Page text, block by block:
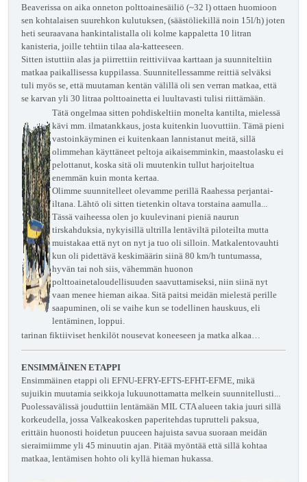
Beaverissa on aika onneton polttoainesäiliö (~32 l) ottaen huomioon
sen kohtalaisen suurehkon kulutuksen, (säästöliekillä noin 15l/h) joten
heti seuraavana hankintalistalla oli kolme kappaletta 10 litran
kanisteria, joille tehtiin tilaa ala-katteeseen.
Sitten istuttiin alas ja piirrettiin reittiviivaa karttaan ja suunniteltiin
matkaa paikallisessa kuppilassa. Suunnitellessamme reittiä selväksi
tuli myös se, että muutaman kentän välillä oli sen verran matkaa, että
se karvan yli 30 litraa polttoainetta ei luultavasti tulisi riittämään.
Tätä ongelmaa sitten pohdiskeltiin monelta kantilta, mielessä
kävi mm. ilmatankkaus, josta kuitenkin luovuttiin. Tämä pieni
vastoinkäyminen ei kuitenkaan lannistanut meitä, sillä
olimmehan käyttäneet peltoja aikaisemminkin, maastolasku ei
pelottanut, koska sitä oli muutenkin tullut harjoiteltua
enemmän kuin monta kertaa.
Olimme suunnitelleet olevamme perillä Raahessa perjantai-
iltana. Lähtö oli sitten tietenkin oltava torstaina aamulla...
Tässä vaiheessa olen jo kuulevinani pieniä naurun
tirskahduksia, nykyisillä ultrilla lentäviltä piloteilta mutta
muistakaa että nyt on nyt ja tuo oli silloin. Matkalentovauhti
kun oli pidettävä keskimäärin siinä 80 km/h tuntumassa,
hyvän tai noh siis, vähemmän huonon
polttoainetaloudellisuuden saavuttamiseksi, niin siinä nyt
vaan menee hieman aikaa. Sitä paitsi meidän mielestä perille
saapuminen, oli se vaihe kun se todellinen hauskuus, eli
lentäminen, loppui.
tarinan fiktiiviset henkilöt nousevat koneeseen ja matka alkaa…
ENSIMMÄINEN ETAPPI
Ensimmäinen etappi oli EFNU-EFRY-EFTS-EFHT-EFME, mikä
sujuikin muutamia seikkoja lukuunottamatta melkein suunnitellusti...
Puolessavälissä jouduttiin lentämään MIL CTA alueen takia juuri sillä
korkeudella, jossa Valkeakosken paperitehdas tuprutteli paksua,
erittäin huonosti hoidetun puuceen hajuista savua suoraan meidän
sieraimiimme yli 45 minuutin ajan. Pitää myöntää että sillä kohtaa
matkaa, lentämisen hohto oli kyllä hieman hukassa.